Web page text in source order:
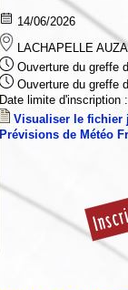
14/06/2026
LACHAPELLE
Ouverture du greffe
Ouverture du greffe
Date limite d'inscription
Visualiser le fichier
Prévisions de Météo